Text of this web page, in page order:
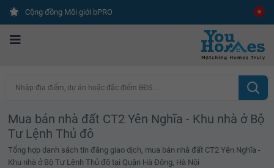
Cộng đồng Môi giới bPRO
Nhập địa điểm, dự án hoặc đặc điểm BĐS ...
Mua bán nhà đất CT2 Yên Nghĩa - Khu nhà ở Bộ
Tư Lệnh Thủ đô
Tổng hợp danh sách tin đăng giao dịch, mua bán nhà đất CT2 Yên Nghĩa -
Khu nhà ở Bộ Tư Lệnh Thủ đô tại Quận Hà Đông, Hà Nội